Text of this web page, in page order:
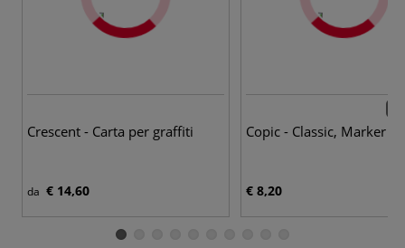
Crescent - Carta per graffiti
da € 14,60
Copic - Classic, Marker
€ 8,20